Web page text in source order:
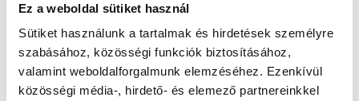
Ez a weboldal sütiket használ
Sütiket használunk a tartalmak és hirdetések személyre
szabásához, közösségi funkciók biztosításához,
valamint weboldalforgalmunk elemzéséhez. Ezenkívül
közösségi média-, hirdető- és elemező partnereinkkel